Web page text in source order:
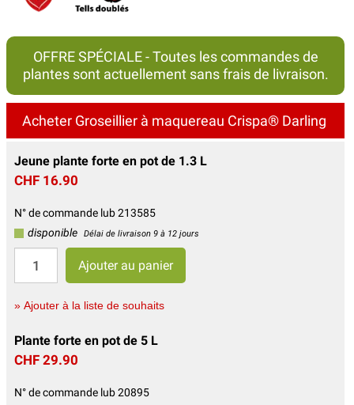
OFFRE SPÉCIALE - Toutes les commandes de
plantes sont actuellement sans frais de livraison.
Acheter Groseillier à maquereau Crispa® Darling
Jeune plante forte en pot de 1.3 L
CHF 16.90
N° de commande lub 213585
disponible
Délai de livraison 9 à 12 jours
» Ajouter à la liste de souhaits
Plante forte en pot de 5 L
CHF 29.90
N° de commande lub 20895